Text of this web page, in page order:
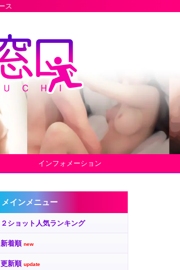
インフォメーション
メインメニュー
２ショット人気ランキング
新着順 new
更新順 update